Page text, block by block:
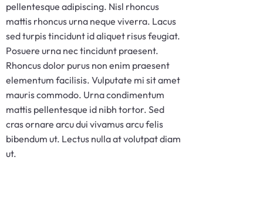
pellentesque adipiscing. Nisl rhoncus
mattis rhoncus urna neque viverra. Lacus
sed turpis tincidunt id aliquet risus feugiat.
Posuere urna nec tincidunt praesent.
Rhoncus dolor purus non enim praesent
elementum facilisis. Vulputate mi sit amet
mauris commodo. Urna condimentum
mattis pellentesque id nibh tortor. Sed
cras ornare arcu dui vivamus arcu felis
bibendum ut. Lectus nulla at volutpat diam
ut.